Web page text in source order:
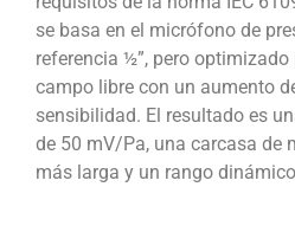
se basa en el micrófono de
referencia ½”, pero
campo libre con un aumento
sensibilidad. El resultado es
de 50 mV/Pa, una carcasa de
más larga y un rango